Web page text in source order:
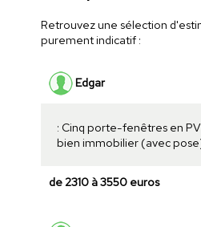
Retrouvez une sélection
purement indicatif :
Edgar
: Cinq porte-fenêtres en
bien immobilier (avec
de 2310 à 3550 euros